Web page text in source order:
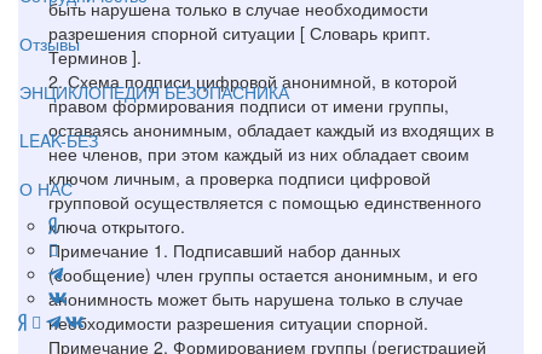
Отзывы
ЭНЦИКЛОПЕДИЯ БЕЗОПАСНИКА
LEAK-БЕЗ
О НАС
быть нарушена только в случае необходимости
разрешения спорной ситуации [ Словарь крипт.
Терминов ].
2. Схема подписи цифровой анонимной, в которой
правом формирования подписи от имени группы,
оставаясь анонимным, обладает каждый из входящих в
нее членов, при этом каждый из них обладает своим
ключом личным, а проверка подписи цифровой
групповой осуществляется с помощью единственного
ключа открытого.
Примечание 1. Подписавший набор данных
(сообщение) член группы остается анонимным, и его
анонимность может быть нарушена только в случае
необходимости разрешения ситуации спорной.
Примечание 2. Формированием группы (регистрацией